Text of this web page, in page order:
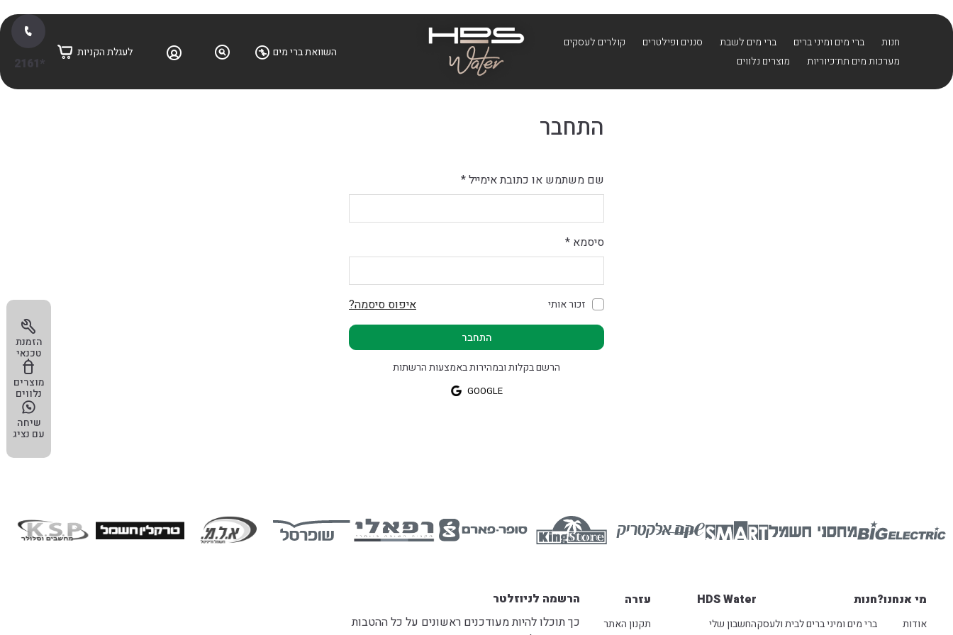
חנות ברי מים ומיני ברים ברי מים לשבת סננים ופילטרים
קולרים לעסקים
מערכות מים תת־כיוריות
מוצרים נלווים
השוואת ברי מים לעגלת הקניות
*2161
הזמנת
טכנאי
מוצרים
נלווים
שיחה
עם נציג
התחבר
שם משתמש או כתובת אימייל*
סיסמא *
זכור אותי איפוס סיסמה?
התחבר
הרשם בקלות ובמהירות באמצעות הרשתות
GOOGLE
הרשמה לניוזלטר
כך תוכלו להיות מעודכנים ראשונים על כל ההטבות
מי אנחנו?
אודות
חנות
ברי מים ומיני ברים לבית ולעסק
HDS Water
החשבון שלי
עזרה
תקנון האתר